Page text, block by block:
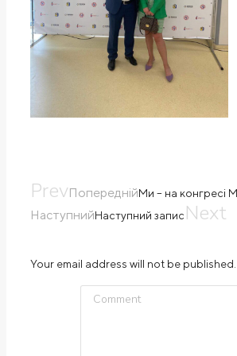
PrevПопереднійМи – на конгресі
НаступнийНаступний запис Next
Your email address will not be published.